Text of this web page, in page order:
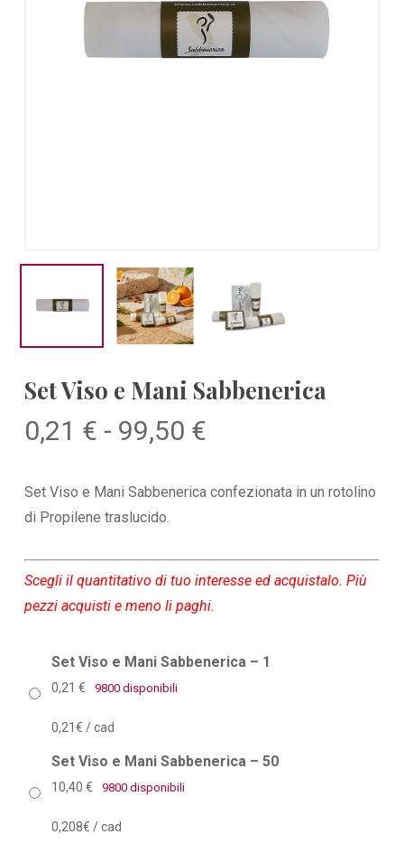
Set Viso e Mani Sabbenerica
0,21 € - 99,50 €Fascia
prezzo:
a
99,50 €
Set Viso e Mani Sabbenerica confezionata in un rotolino
di Propilene traslucido.
Scegli il quantitativo di tuo interesse ed acquistalo. Più
pezzi acquisti e meno li paghi.
Set Viso e Mani Sabbenerica – 1
0,21 € 9800 disponibili
0,21€ / cad
Set Viso e Mani Sabbenerica – 50
10,40 € 9800 disponibili
0,208€ / cad